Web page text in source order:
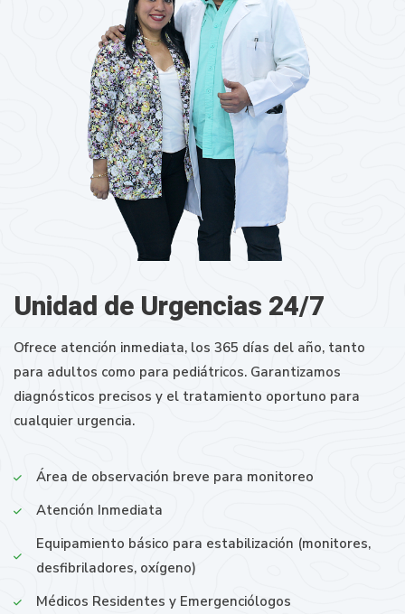
Unidad de Urgencias 24/7
Ofrece atención inmediata, los 365 días del año, tanto
para adultos como para pediátricos. Garantizamos
diagnósticos precisos y el tratamiento oportuno para
cualquier urgencia.
Área de observación breve para monitoreo
Atención Inmediata
Equipamiento básico para estabilización (monitores,
desfibriladores, oxígeno)
Médicos Residentes y Emergenciólogos